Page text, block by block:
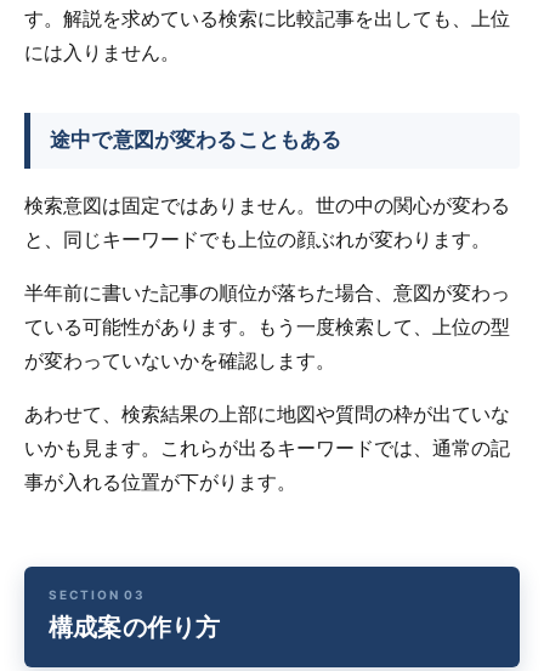
す。解説を求めている検索に比較記事を出しても、上位
には入りません。
途中で意図が変わることもある
検索意図は固定ではありません。世の中の関心が変わる
と、同じキーワードでも上位の顔ぶれが変わります。
半年前に書いた記事の順位が落ちた場合、意図が変わっ
ている可能性があります。もう一度検索して、上位の型
が変わっていないかを確認します。
あわせて、検索結果の上部に地図や質問の枠が出ていな
いかも見ます。これらが出るキーワードでは、通常の記
事が入れる位置が下がります。
構成案の作り方